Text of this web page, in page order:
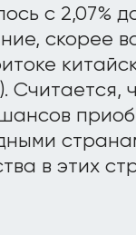
с 2,07%
скорее
Считается,
в этих